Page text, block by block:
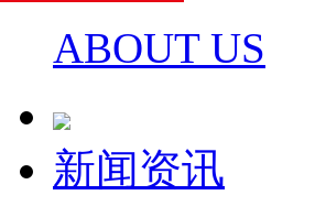
ABOUT US
新闻资讯